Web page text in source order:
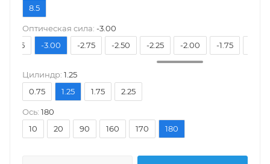
8.5
Оптическая сила: -3.00
-3.25
-3.00 -2.75 -2.50 -2.25 -2.00 -1.75
Цилиндр: 1.25
0.75
1.25 1.75 2.25
Ось: 180
10
20 90 160 170 180